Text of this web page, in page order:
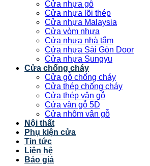
Cửa nhựa gỗ
Cửa nhựa lõi thép
Cửa nhựa Malaysia
Cửa vòm nhựa
Cửa nhựa nhà tắm
Cửa nhựa Sài Gòn Door
Cửa nhựa Sungyu
Cửa chống cháy
Cửa gỗ chống cháy
Cửa thép chống cháy
Cửa thép vân gỗ
Cửa vân gỗ 5D
Cửa nhôm vân gỗ
Nội thất
Phụ kiện cửa
Tin tức
Liên hệ
Báo giá